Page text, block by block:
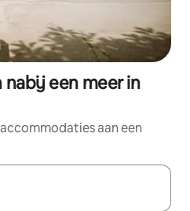
een meer in
aan een
zijn, maak je een keuze